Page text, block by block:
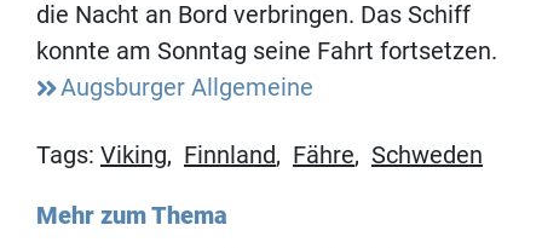
die Nacht an Bord verbringen. Das Schiff
konnte am Sonntag seine Fahrt fortsetzen.
Augsburger Allgemeine
Tags: Viking, Finnland, Fähre, Schweden
Mehr zum Thema